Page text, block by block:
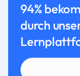
94%
durch